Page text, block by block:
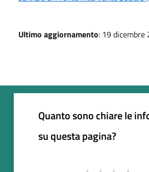
Ultimo aggiornamento: 19
Quanto sono chiare le
su questa pagina?